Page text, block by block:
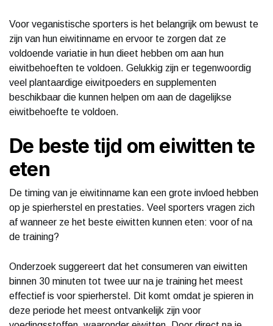
Voor veganistische sporters is het belangrijk om bewust te
zijn van hun eiwitinname en ervoor te zorgen dat ze
voldoende variatie in hun dieet hebben om aan hun
eiwitbehoeften te voldoen. Gelukkig zijn er tegenwoordig
veel plantaardige eiwitpoeders en supplementen
beschikbaar die kunnen helpen om aan de dagelijkse
eiwitbehoefte te voldoen.
De beste tijd om eiwitten te
eten
De timing van je eiwitinname kan een grote invloed hebben
op je spierherstel en prestaties. Veel sporters vragen zich
af wanneer ze het beste eiwitten kunnen eten: voor of na
de training?
Onderzoek suggereert dat het consumeren van eiwitten
binnen 30 minuten tot twee uur na je training het meest
effectief is voor spierherstel. Dit komt omdat je spieren in
deze periode het meest ontvankelijk zijn voor